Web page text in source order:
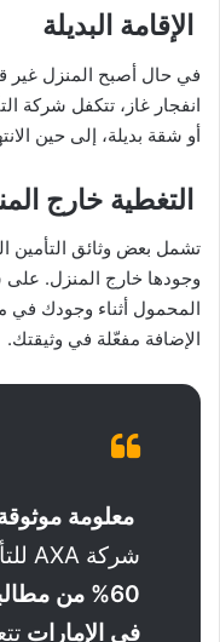
الإقامة البديلة
في حال أصبح المنزل غير
انفجار غاز، تتكفل شركة
أو شقة بديلة، إلى حين
التغطية خارج
تشمل بعض وثائق التأمين
وجودها خارج المنزل.
المحمول أثناء وجودك في
الإضافة مفعّلة في وثيقتك.
معلومة
شركة AXA للتأمين لعام 2024، فإن
60% من
في الإمارات